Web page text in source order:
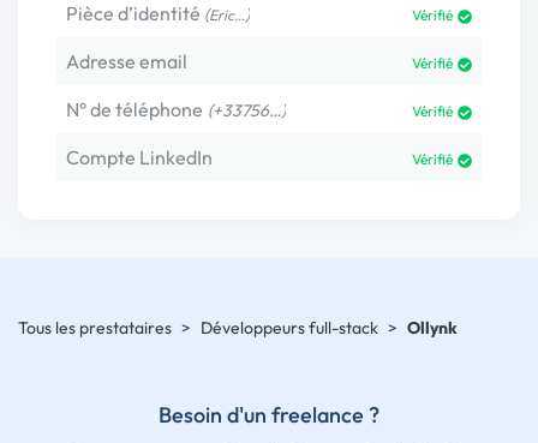
Pièce d’identité (Eric…) Vérifié
Adresse email Vérifié
N° de téléphone (+33756…) Vérifié
Compte LinkedIn Vérifié
Tous les prestataires > Développeurs full-stack > Ollynk
Besoin d'un freelance ?